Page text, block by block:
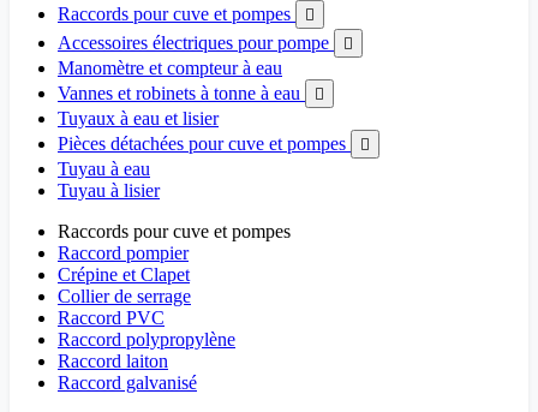
Raccords pour cuve et pompes

Accessoires électriques pour pompe 
Manomètre et compteur à eau
Vannes et robinets à tonne à eau

Tuyaux à eau et lisier
Pièces détachées pour cuve et pompes

Tuyau à eau
Tuyau à lisier
Raccords pour cuve et pompes
Raccord pompier
Crépine et Clapet
Collier de serrage
Raccord PVC
Raccord polypropylène
Raccord laiton
Raccord galvanisé